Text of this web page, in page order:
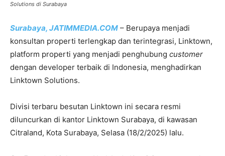
Solutions di Surabaya
Surabaya, JATIMMEDIA.COM – Berupaya menjadi
konsultan properti terlengkap dan terintegrasi, Linktown,
platform properti yang menjadi penghubung customer
dengan developer terbaik di Indonesia, menghadirkan
Linktown Solutions.
Divisi terbaru besutan Linktown ini secara resmi
diluncurkan di kantor Linktown Surabaya, di kawasan
Citraland, Kota Surabaya, Selasa (18/2/2025) lalu.